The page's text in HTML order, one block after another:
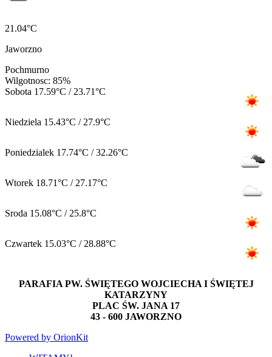
21.04°C
Jaworzno
Pochmurno
Wilgotnosc: 85%
Sobota 17.59°C / 23.71°C
Niedziela 15.43°C / 27.9°C
Poniedzialek 17.74°C / 32.26°C
Wtorek 18.71°C / 27.17°C
Sroda 15.08°C / 25.8°C
Czwartek 15.03°C / 28.88°C
PARAFIA PW. ŚWIĘTEGO WOJCIECHA I ŚWIĘTEJ
KATARZYNY
PLAC ŚW. JANA 17
43 - 600 JAWORZNO
Powered by OrionKit